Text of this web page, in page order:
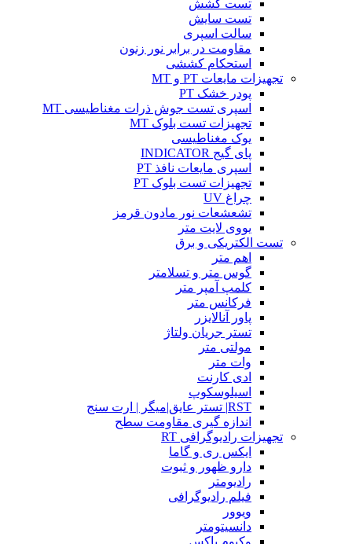
تست کشش
تست سایش
سالت اسپری
مقاومت در برابر نور زنون
استحکام کششی
تجهیزات مایعات PT و MT
پودر خشک PT
اسپری تست جوش ذرات مغناطیسی MT
تجهیزات تست بلوک MT
یوک مغناطیسی
پای گیج INDICATOR
اسپری مایعات نافذ PT
تجهیزات تست بلوک PT
چراغ UV
تشعشعات نور مادون قرمز
یووی لایت متر
تست الکتریکی و برق
اهم متر
گوس متر و تسلامتر
کلمپ آمپر متر
فرکانس متر
پاور آنالایزر
تستر جریان ولتاژ
مولتی متر
وات متر
ادی کارنت
اسیلوسکوپ
RST| تستر عایق|میگر | ارت سنج
اندازه گیری مقاومت سطح
تجهیزات رادیوگرافی RT
ایکس ری و گاما
دارو ظهور و ثبوت
رادیومتر
فیلم رادیوگرافی
ویوور
دانسیتومتر